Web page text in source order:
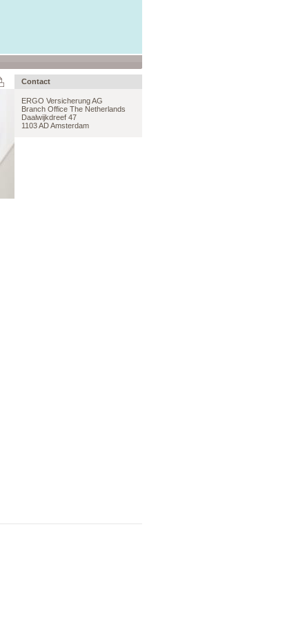
Contact
ERGO Versicherung AG
Branch Office The Netherlands
Daalwijkdreef 47
1103 AD Amsterdam